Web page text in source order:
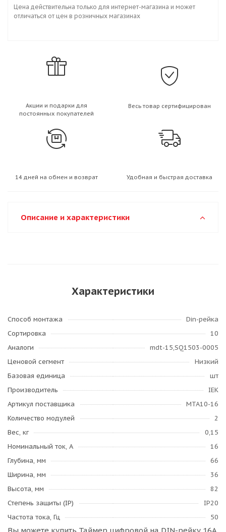
Цена действительна только для интернет-магазина и может
отличаться от цен в розничных магазинах
Акции и подарки для
постоянных покупателей
Весь товар сертифицирован
14 дней на обмен и возврат Удобная и быстрая доставка
Описание и характеристики
Характеристики
Способ монтажа
Din-рейка
Сортировка
10
Аналоги
mdt-15,SQ1503-0005
Ценовой сегмент
Низкий
Базовая единица
шт
Производитель
IEK
Артикул поставщика
MTA10-16
Количество модулей
2
Вес, кг
0,15
Номинальный ток, А
16
Глубина, мм
66
Ширина, мм
36
Высота, мм
82
Степень защиты (IP)
IP20
Частота тока, Гц
50